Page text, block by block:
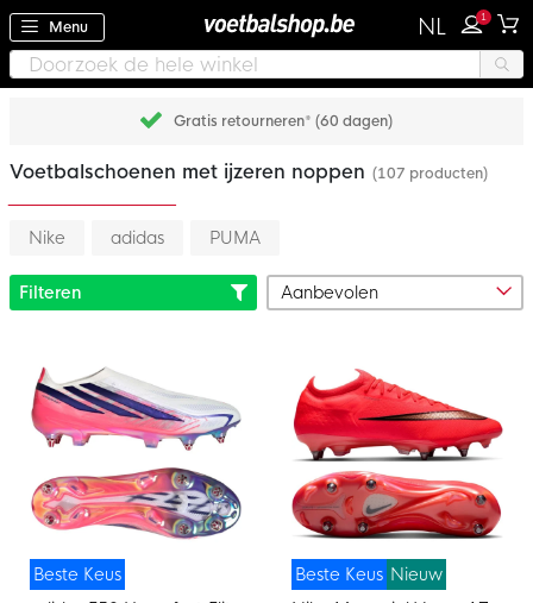
Menu NL 1
Achteraf betalen met Klarna
Voetbalschoenen met ijzeren noppen (107 producten)
Nike adidas PUMA
Filteren
Beste Keus
Beste Keus Nieuw